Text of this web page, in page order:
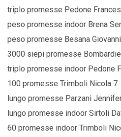
triplo promesse Pedone
peso promesse indoor Brena
peso promesse Besana
3000 siepi promesse
triplo promesse indoor Pedone
100 promesse Trimboli Nicola 7.
lungo promesse Parzani
lungo promesse indoor Sirtoli
60 promesse indoor Trimboli